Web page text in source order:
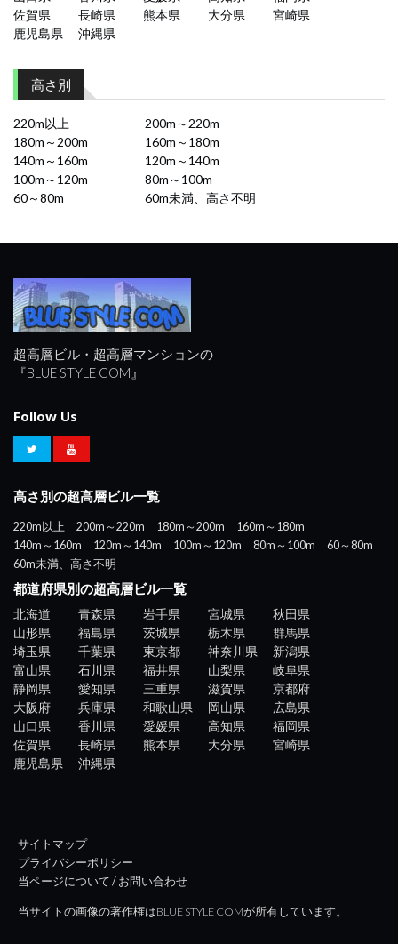
佐賀県
長崎県 熊本県 大分県
宮崎県
鹿児島県
沖縄県
高さ別
220m以上
200m～220m
180m～200m
160m～180m
140m～160m
120m～140m
100m～120m
80m～100m
60～80m
60m未満、高さ不明
超高層ビル・超高層マンションの
『BLUE STYLE COM』
Follow Us
高さ別の超高層ビル一覧
220m以上 200m～220m 180m～200m
160m～180m
140m～160m
120m～140m 100m～120m 80m～100m
60～80m
60m未満、高さ不明
都道府県別の超高層ビル一覧
北海道 青森県 岩手県 宮城県
秋田県
山形県
福島県 茨城県 栃木県
群馬県
埼玉県
千葉県 東京都 神奈川県
新潟県
富山県
石川県 福井県 山梨県
岐阜県
静岡県
愛知県 三重県 滋賀県
京都府
大阪府
兵庫県 和歌山県 岡山県
広島県
山口県
香川県 愛媛県 高知県
福岡県
佐賀県
長崎県 熊本県 大分県
宮崎県
鹿児島県
沖縄県
サイトマップ
プライバシーポリシー
当ページについて / お問い合わせ
当サイトの画像の著作権はBLUE STYLE COMが所有しています。